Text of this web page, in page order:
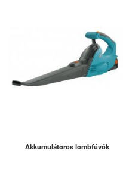
Akkumulátoros lombfúvók